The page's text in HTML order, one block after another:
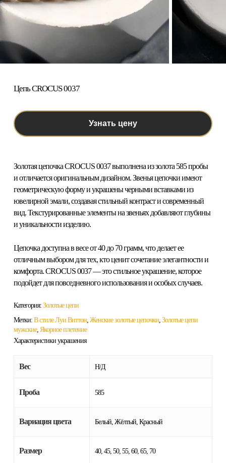
Цепь CROCUS 0037
Узнать цену
Золотая цепочка CROCUS 0037выполнена из золота 585 пробы
и отличается оригинальным дизайном. Звенья цепочки имеют
геометрическую форму и украшены черными вставками из
ювелирной эмали, создавая стильный контраст и современный
вид. Текстурированные элементы на звеньях добавляют глубины
и уникальности изделию.
Цепочка доступна в весе от 40 до 70 грамм, что делает ее
отличным выбором для тех, кто ценит сочетание элегантности и
комфорта. CROCUS 0037 — это стильное украшение, которое
подойдет для повседневного использования и особых случаев.
Категория: Золотые цепи
Метки: В стиле Луи Виттон, Женские золотые цепочки, Золотые цепи
мужские, Якорное плетение
Характеристики украшения
Вес Н/Д
Проба 585
Вариация цвета Белый, Жёлтый, Красный
Размер 40, 45, 50, 55, 60, 65, 70